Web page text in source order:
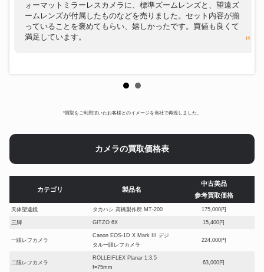
ォーマットミラーレスカメラに、標準ズームレンズと、望遠ズ
ームレンズが付属したものなどを売りました。セット内容が揃
っていることを褒めてもらい、嬉しかったです。買値も良くて
満足しています。
*買取をご利用頂いたお客様とのイメージを当社で再現しました。
カメラの買取価格表
カテゴリ 製品名
中古美品
参考買取価格
天体望遠鏡 タカハシ 高橋製作所 MT-200 175,000円
三脚 GITZO 6X 15,400円
一眼レフカメラ
Canon EOS-1D X Mark III デジ
タル一眼レフカメラ
224,000円
二眼レフカメラ
ROLLEIFLEX Planar 1:3.5
f=75mm
63,000円